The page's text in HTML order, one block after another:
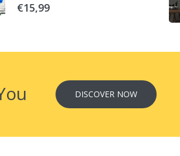
€15,99
€15,99
DISCOVER NOW